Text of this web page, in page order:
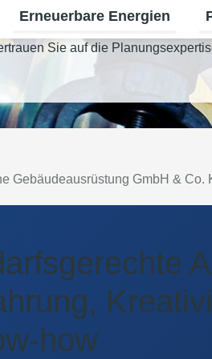
Erneuerbare Energien
Sie auf die
Gebäudeausrüstung GmbH & Co.
how